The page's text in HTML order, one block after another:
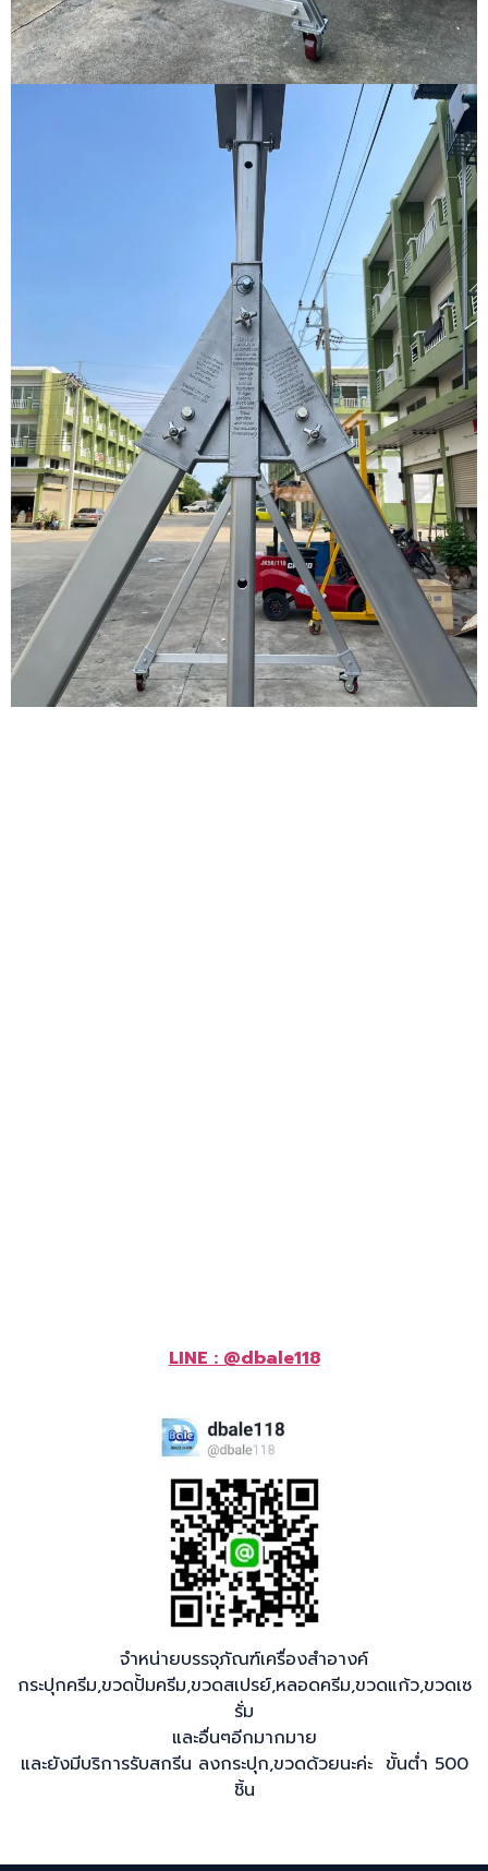
LINE : @dbale118
จำหน่ายบรรจุภัณฑ์เครื่องสำอางค์
กระปุกครีม,ขวดปั้มครีม,ขวดสเปรย์,หลอดครีม,ขวดแก้ว,ขวดเซ
รั่ม
และอื่นๆอีกมากมาย
และยังมีบริการรับสกรีน ลงกระปุก,ขวดด้วยนะค่ะ ขั้นต่ำ 500
ชิ้น